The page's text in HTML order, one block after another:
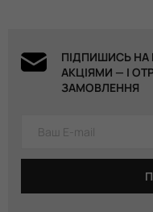
ПІДПИШИСЬ НА
АКЦІЯМИ — І
ЗАМОВЛЕННЯ